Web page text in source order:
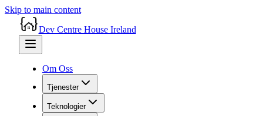
Skip to main content
Dev Centre House Ireland
Om Oss
Tjenester
Teknologier